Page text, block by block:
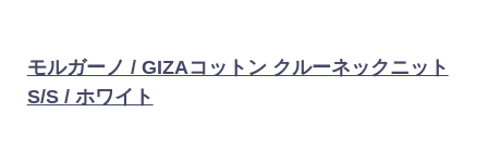
モルガーノ / GIZAコットン クルーネックニット
S/S / ホワイト